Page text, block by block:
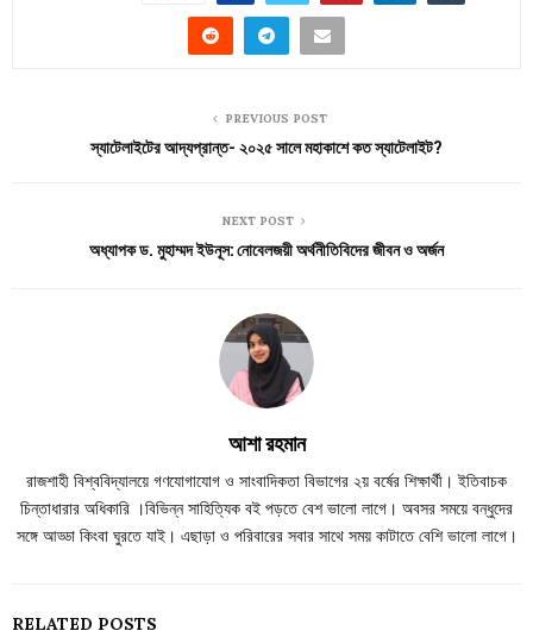
PREVIOUS POST
স্যাটেলাইটের আদ্যপ্রান্ত- ২০২৫ সালে মহাকাশে কত স্যাটেলাইট?
NEXT POST
অধ্যাপক ড. মুহাম্মদ ইউনূস: নোবেলজয়ী অর্থনীতিবিদের জীবন ও অর্জন
আশা রহমান
রাজশাহী বিশ্ববিদ্যালয়ে গণযোগাযোগ ও সাংবাদিকতা বিভাগের ২য় বর্ষের শিক্ষার্থী। ইতিবাচক
চিন্তাধারার অধিকারি ।বিভিন্ন সাহিত্যিক বই পড়তে বেশ ভালো লাগে। অবসর সময়ে বন্ধুদের
সঙ্গে আড্ডা কিংবা ঘুরতে যাই। এছাড়া ও পরিবারের সবার সাথে সময় কাটাতে বেশি ভালো লাগে।
RELATED POSTS